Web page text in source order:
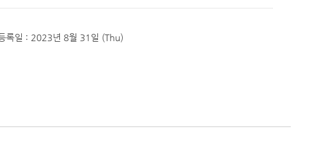
록일 : 2023년 8월 31일 (Thu)